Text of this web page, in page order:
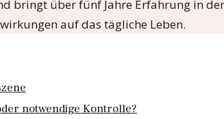
bringt über fünf Jahre Erfahrung in
auf das tägliche Leben.
notwendige Kontrolle?